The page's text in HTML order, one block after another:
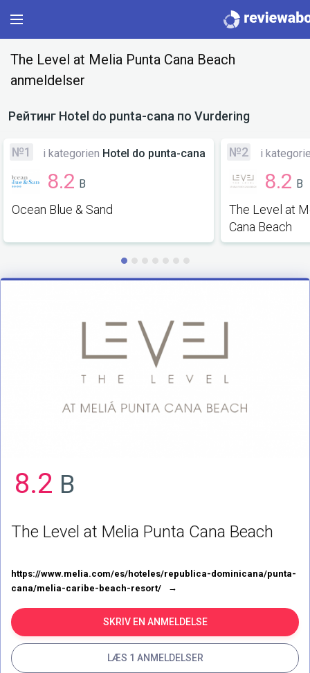
Main
Change language
The Level at Melia Punta Cana Beach
anmeldelser
8.2 B
The Level at Melia Punta Cana Beach
https://www.melia.com/es/hoteles/republica-dominicana/punta-
cana/melia-caribe-beach-resort/
SKRIV EN ANMELDELSE
LÆS 1 ANMELDELSER
Рейтинг Hotel do punta-cana по Vurdering
№1 i kategorien Hotel do punta-cana
8.2 B
Ocean Blue & Sand
№2 i
8.2 B
The Level at
Cana Beach